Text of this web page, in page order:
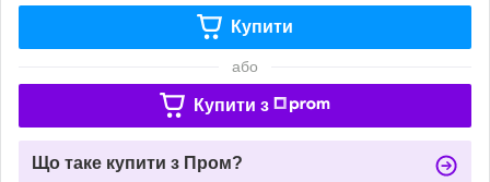
Купити
або
Купити з
Що таке купити з Пром?